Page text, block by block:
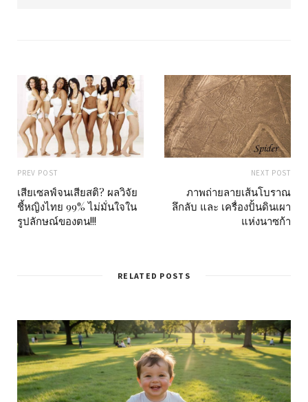
PREV POST
เสียเซลฟ์จนเสียสติ? ผลวิจัย
ชี้หญิงไทย 99% ไม่มั่นใจใน
รูปลักษณ์ของตน!!!
NEXT POST
ภาพถ่ายลายเส้นโบราณ
ลึกลับ และ เครื่องปั้นดินเผา
แห่งนาซก้า
RELATED POSTS